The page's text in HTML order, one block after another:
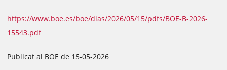
https://www.boe.es/boe/dias/2026/05/15/pdfs/BOE-B-2026-
15543.pdf
Publicat al BOE de 15-05-2026